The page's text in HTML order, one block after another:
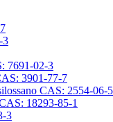
3
7691-02-3
3901-77-7
CAS: 2554-06-5
18293-85-1
3